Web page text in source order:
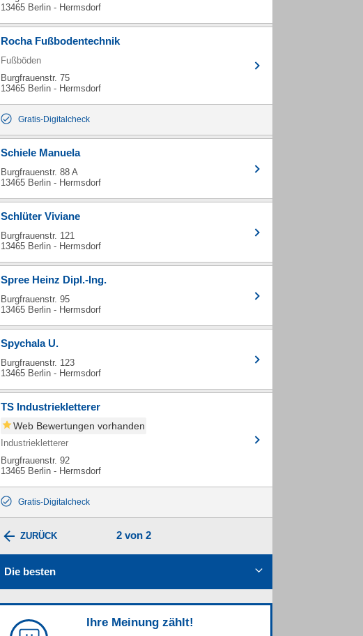
13465 Berlin - Hermsdorf
Rocha Fußbodentechnik
Fußböden
Burgfrauenstr. 75
13465 Berlin - Hermsdorf
Gratis-Digitalcheck
Schiele Manuela
Burgfrauenstr. 88 A
13465 Berlin - Hermsdorf
Schlüter Viviane
Burgfrauenstr. 121
13465 Berlin - Hermsdorf
Spree Heinz Dipl.-Ing.
Burgfrauenstr. 95
13465 Berlin - Hermsdorf
Spychala U.
Burgfrauenstr. 123
13465 Berlin - Hermsdorf
TS Industriekletterer
Web Bewertungen vorhanden
Industriekletterer
Burgfrauenstr. 92
13465 Berlin - Hermsdorf
Gratis-Digitalcheck
ZURÜCK 2 von 2
Die besten
Ihre Meinung zählt!